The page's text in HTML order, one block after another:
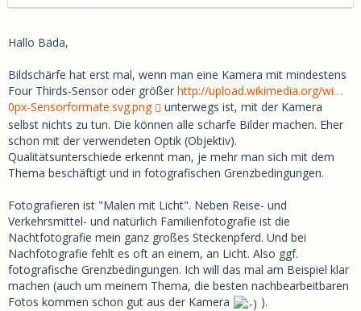
Hallo Bäda,
Bildschärfe hat erst mal, wenn man eine Kamera mit mindestens
Four Thirds-Sensor oder größer http://upload.wikimedia.org/wi…
0px-Sensorformate.svg.png
unterwegs ist, mit der Kamera
selbst nichts zu tun. Die können alle scharfe Bilder machen. Eher
schon mit der verwendeten Optik (Objektiv).
Qualitätsunterschiede erkennt man, je mehr man sich mit dem
Thema beschäftigt und in fotografischen Grenzbedingungen.
Fotografieren ist "Malen mit Licht". Neben Reise- und
Verkehrsmittel- und natürlich Familienfotografie ist die
Nachtfotografie mein ganz großes Steckenpferd. Und bei
Nachfotografie fehlt es oft an einem, an Licht. Also ggf.
fotografische Grenzbedingungen. Ich will das mal am Beispiel klar
machen (auch um meinem Thema, die besten nachbearbeitbaren
Fotos kommen schon gut aus der Kamera
).